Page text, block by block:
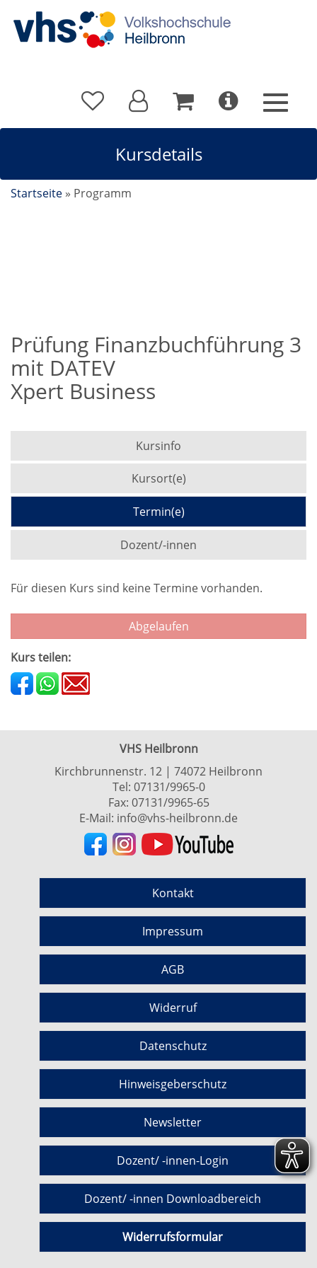
Kursdetails
Startseite » Programm
Prüfung Finanzbuchführung 3
mit DATEV
Xpert Business
Kursinfo
Kursort(e)
Termin(e)
Dozent/-innen
Für diesen Kurs sind keine Termine vorhanden.
Abgelaufen
Kurs teilen:
VHS Heilbronn
Kirchbrunnenstr. 12 | 74072 Heilbronn
Tel: 07131/9965-0
Fax: 07131/9965-65
E-Mail: info@vhs-heilbronn.de
Kontakt
Impressum
AGB
Widerruf
Datenschutz
Hinweisgeberschutz
Newsletter
Dozent/ -innen-Login
Dozent/ -innen Downloadbereich
Widerrufsformular